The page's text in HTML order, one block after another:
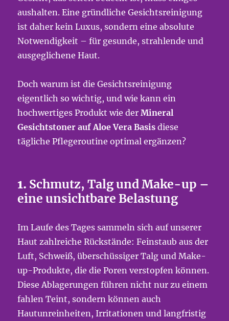
aushalten. Eine gründliche Gesichtsreinigung
ist daher kein Luxus, sondern eine absolute
Notwendigkeit – für gesunde, strahlende und
ausgeglichene Haut.
Doch warum ist die Gesichtsreinigung
eigentlich so wichtig, und wie kann ein
hochwertiges Produkt wie derMineral
Gesichtstoner auf Aloe Vera Basis diese
tägliche Pflegeroutine optimal ergänzen?
1. Schmutz, Talg und Make-up –
eine unsichtbare Belastung
Im Laufe des Tages sammeln sich auf unserer
Haut zahlreiche Rückstände: Feinstaub aus der
Luft, Schweiß, überschüssiger Talg und Make-
up-Produkte, die die Poren verstopfen können.
Diese Ablagerungen führen nicht nur zu einem
fahlen Teint, sondern können auch
Hautunreinheiten, Irritationen und langfristig